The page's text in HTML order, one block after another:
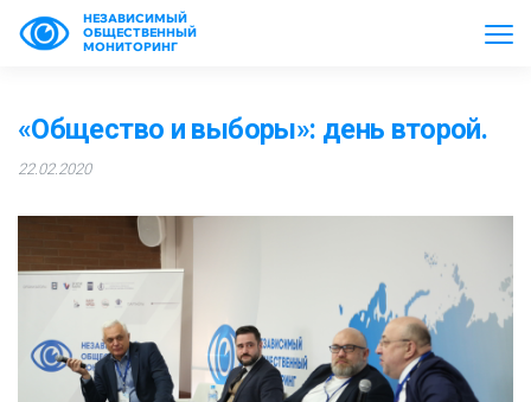
НЕЗАВИСИМЫЙ
ОБЩЕСТВЕННЫЙ
МОНИТОРИНГ
«Общество и выборы»: день второй.
22.02.2020